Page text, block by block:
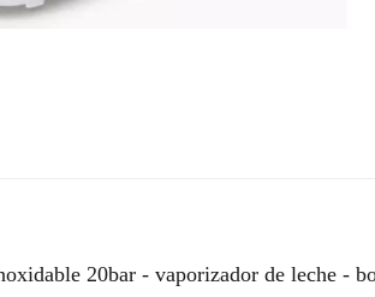
20bar - vaporizador de leche -